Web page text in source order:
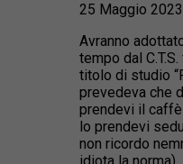
25 Maggio
Avranno
tempo dal
titolo di studio
prevedeva che
prendevi il
lo prendevi
non ricordo